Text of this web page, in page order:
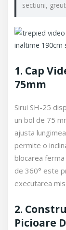
sectiuni,
1. Cap
75mm
Sirui SH-25
un bol de 75
ajusta
permite o
blocarea ferma
de 360° este
executarea
2.
Picioare